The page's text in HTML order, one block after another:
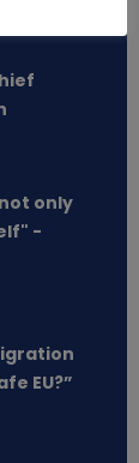
only
-
EU?”